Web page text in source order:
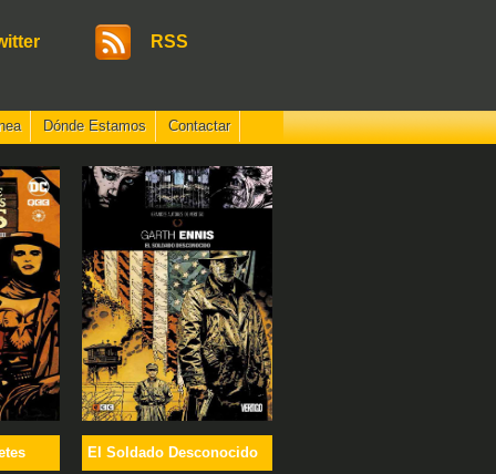
RSS
Dónde Estamos Contactar
El Soldado Desconocido